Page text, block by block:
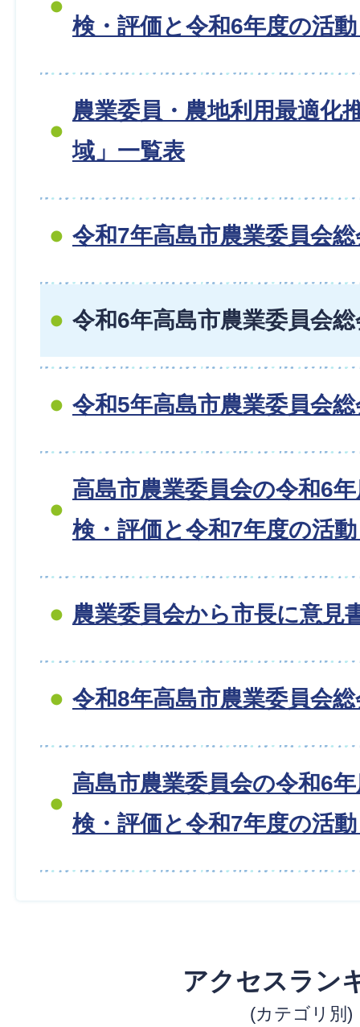
検・評価と令和6年度の活
農業委員・農地利用最適化
域」一覧表
令和7年高島市農業委員会
令和6年高島市農業委員会
令和5年高島市農業委員会
高島市農業委員会の令和6
検・評価と令和7年度の活
農業委員会から市長に意見
令和8年高島市農業委員会
高島市農業委員会の令和6
検・評価と令和7年度の活
アクセスラン
(カテゴリ別)